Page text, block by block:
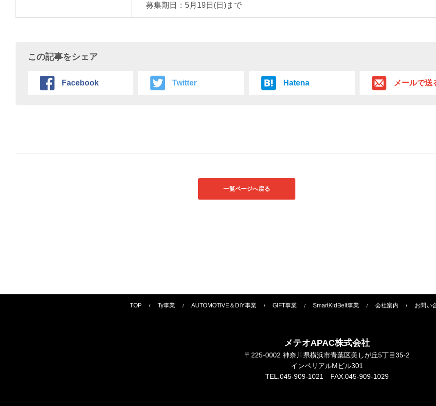
募集期日：5月19日(日)まで
この記事をシェア
Facebook Twitter Hatena メールで送
一覧ページへ戻る
TOP Ty事業 AUTOMOTIVE＆DIY事業 GIFT事業 SmartKidBelt事業 会社案内 お問い
メテオAPAC株式会社
〒225-0002 神奈川県横浜市青葉区美しが丘5丁目35-2
インペリアルMビル301
TEL.045-909-1021 FAX.045-909-1029